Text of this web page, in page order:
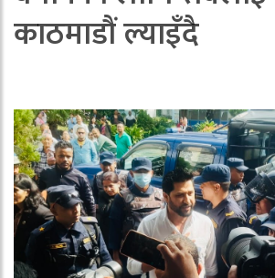
काठमाडौं ल्याइँदै